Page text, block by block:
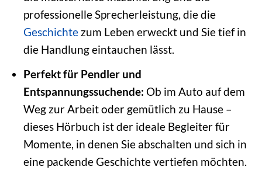
professionelle Sprecherleistung, die die
Geschichtezum Leben erweckt und Sie tief in
die Handlung eintauchen lässt.
Perfekt für Pendler und
Entspannungssuchende: Ob im Auto auf dem
Weg zur Arbeit oder gemütlich zu Hause –
dieses Hörbuch ist der ideale Begleiter für
Momente, in denen Sie abschalten und sich in
eine packende Geschichte vertiefen möchten.